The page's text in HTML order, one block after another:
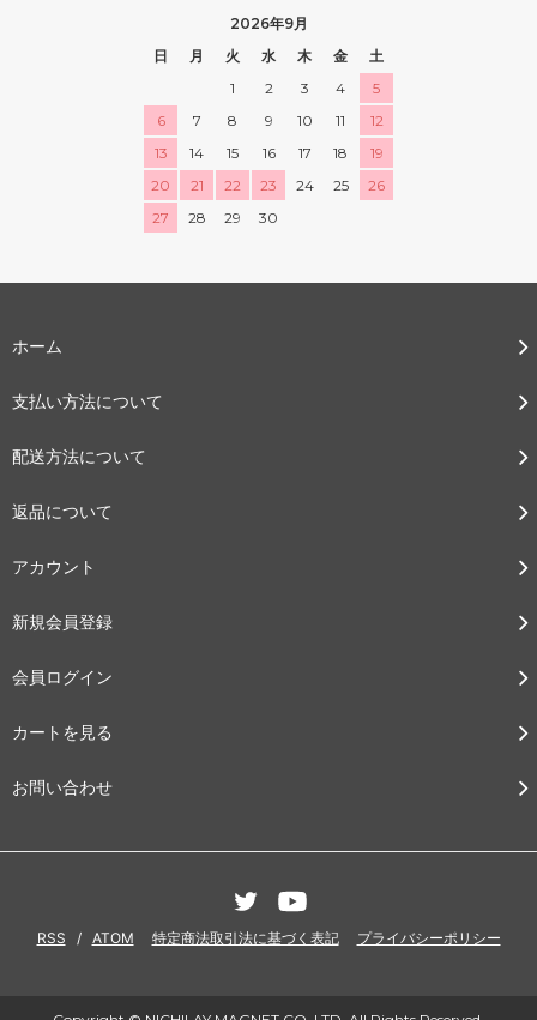
2026年9月
日
月 火 水 木 金
土
1
2 3 4
5
6
7 8 9 10 11
12
13
14 15 16 17 18
19
20
21 22 23 24 25
26
27
28 29 30
ホーム
支払い方法について
配送方法について
返品について
アカウント
新規会員登録
会員ログイン
カートを見る
お問い合わせ
RSS / ATOM 特定商法取引法に基づく表記 プライバシーポリシー